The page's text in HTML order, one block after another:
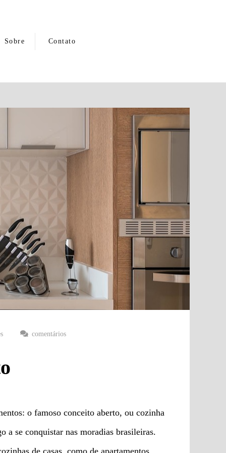
Sobre Contato
comentários
o famoso conceito aberto, ou cozinha
a se conquistar nas moradias brasileiras.
de casas, como de apartamentos